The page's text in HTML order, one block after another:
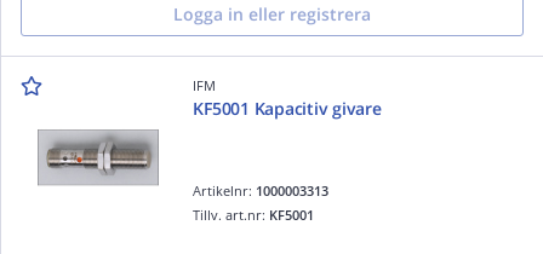
Logga in eller registrera
IFM
KF5001 Kapacitiv givare
Artikelnr: 1000003313
Tillv. art.nr: KF5001